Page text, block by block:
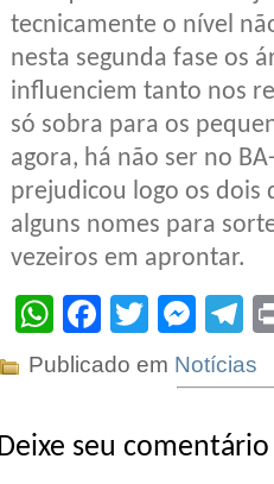
tecnicamente o nível
nesta segunda fase os
influenciem tanto nos
só sobra para os
agora, há não ser no
prejudicou logo os dois
alguns nomes para
vezeiros em aprontar.
WhatsApp
Facebook
Twitter
Publicado em Notícias
Deixe seu comentário